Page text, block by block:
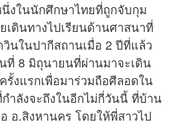
งในนักศึกษาไทยที่ถูกจับกุม
เดินทางไปเรียนด้านศาสนาที่
วินในปากีสถานเมื่อ 2 ปีที่แล้ว
ที่ 8 มิถุนายนที่ผ่านมาจะเดิน
รั้งแรกเพื่อมาร่วมถือศีลอดใน
ำลังจะถึงในอีกไม่กี่วันนี้ ที่บ้าน
อ.สิงหานคร โดยให้พี่สาวไป